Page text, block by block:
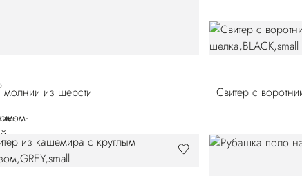
180198
молнии из шерсти